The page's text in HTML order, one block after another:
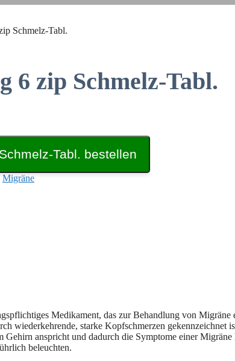
Schmelz-Tabl.
6 zip Schmelz-Tabl.
Tabl. bestellen
Migräne
Medikament, das zur Behandlung von
wiederkehrende, starke Kopfschmerzen
Gehirn anspricht und dadurch die Symptome einer
beleuchten.